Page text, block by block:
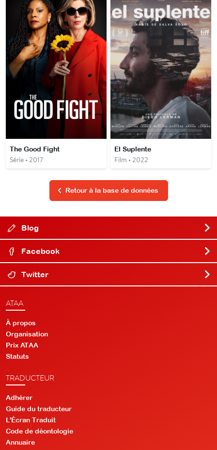
The Good Fight
Série • 2017
El Suplente
Film • 2022
Retour à la base de données
Blog
Facebook
Twitter
ATAA
À propos
Organisation
Prix ATAA
Statuts
TRADUCTEUR
Adhérer
Guide du traducteur
L'Écran Traduit
Code de déontologie
Annuaire